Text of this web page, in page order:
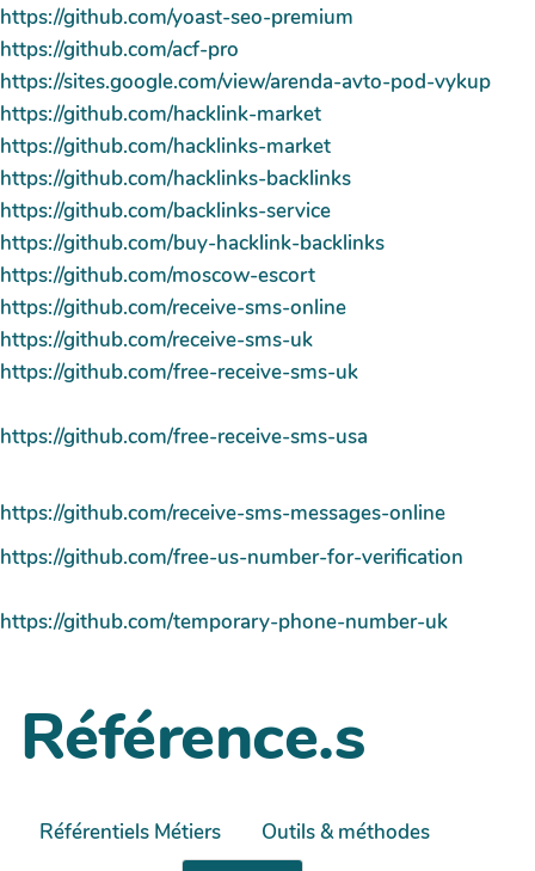
https://github.com/yoast-seo-premium
https://github.com/acf-pro
https://sites.google.com/view/arenda-avto-pod-vykup
https://github.com/hacklink-market
https://github.com/hacklinks-market
https://github.com/hacklinks-backlinks
https://github.com/backlinks-service
https://github.com/buy-hacklink-backlinks
https://github.com/moscow-escort
https://github.com/receive-sms-online
https://github.com/receive-sms-uk
https://github.com/free-receive-sms-uk
https://github.com/free-receive-sms-usa
https://github.com/receive-sms-messages-online
https://github.com/free-us-number-for-verification
https://github.com/temporary-phone-number-uk
Référence.s
Référentiels Métiers
Outils & méthodes